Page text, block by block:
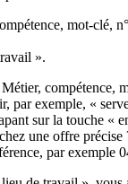
mot-clé,
».
compétence,
par exemple, «
sur la touche «
une offre précise
par exemple